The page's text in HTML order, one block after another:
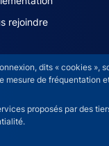
dits « cookies
mesure de
proposés par des
rejoindre